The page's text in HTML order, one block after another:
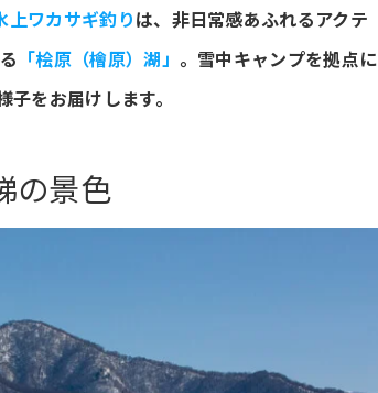
上ワカサギ釣りは、非日常感あふれるアクテ
「桧原（檜原）湖」 。雪中キャンプを拠点に
をお届けします。
の景色